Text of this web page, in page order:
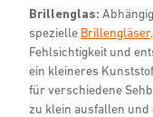
Brillenglas:
spezielle Brillengläser
Fehlsichtigkeit und
ein kleineres
für verschiedene
zu klein ausfallen und